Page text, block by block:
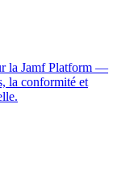
la Jamf Platform —
la conformité et